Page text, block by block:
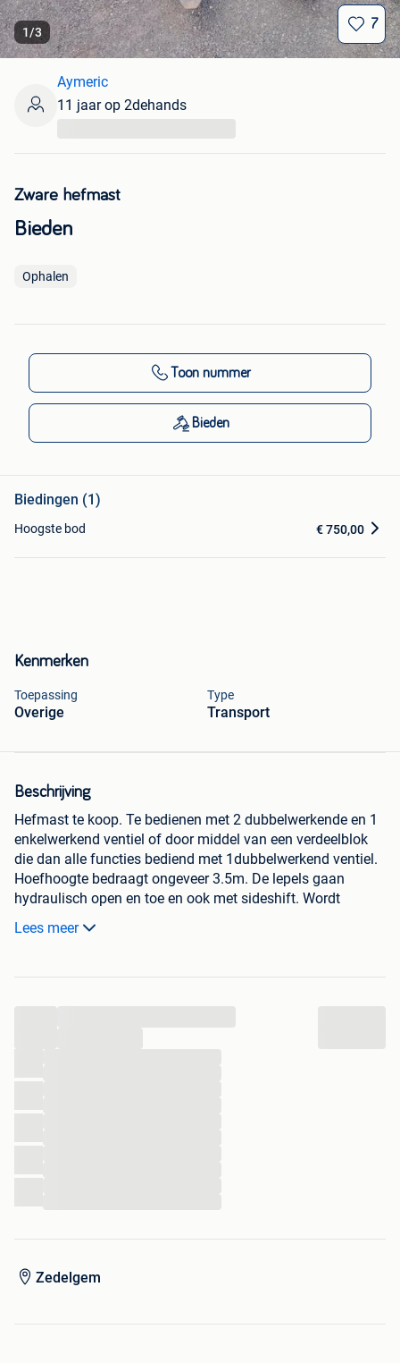
1/3
7
Kenmerken
Toepassing
Overige
Type
Transport
Beschrijving
Hefmast te koop. Te bedienen met 2 dubbelwerkende en 1
enkelwerkend ventiel of door middel van een verdeelblok
die dan alle functies bediend met 1dubbelwerkend ventiel.
Hoefhoogte bedraagt ongeveer 3.5m. De lepels gaan
hydraulisch open en toe en ook met sideshift. Wordt
verkocht wegens aankoop van tractor met voorlader.
Lees meer
Zedelgem
Zware hefmast
Bieden
Ophalen
Aymeric
11 jaar op 2dehands
Toon nummer
Bieden
Biedingen (1)
Hoogste bod € 750,00